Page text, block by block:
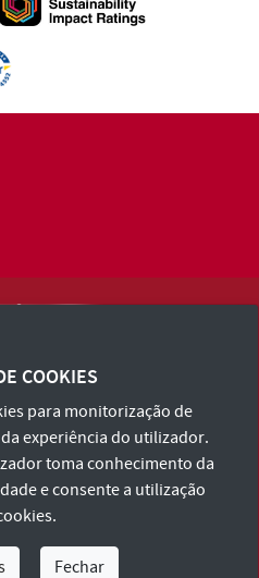
e Política de Privacidade
Acessibilidade
COOKIES
para monitorização de
experiência do utilizador.
toma conhecimento da
e consente a utilização
Fechar